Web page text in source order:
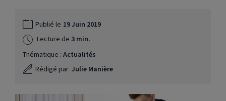
Publié le 19 Juin 2019
Lecture de 3 min.
Thématique : Actualités
Rédigé par Julie Manière